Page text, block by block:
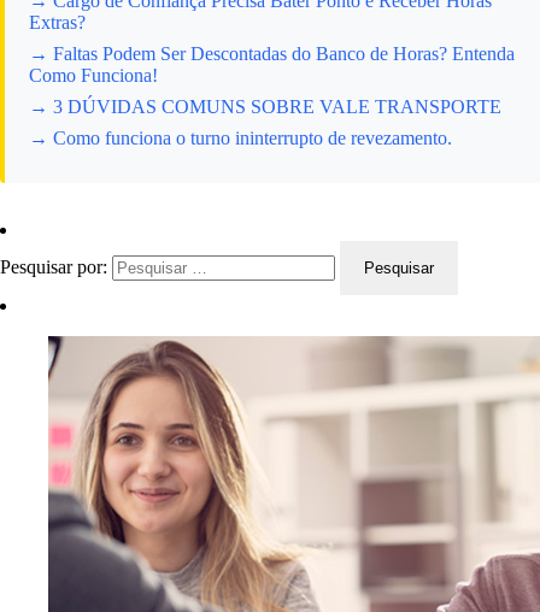
Extras?
→ Faltas Podem Ser Descontadas do Banco de Horas? Entenda
Como Funciona!
→ 3 DÚVIDAS COMUNS SOBRE VALE TRANSPORTE
→ Como funciona o turno ininterrupto de revezamento.
Pesquisar por: